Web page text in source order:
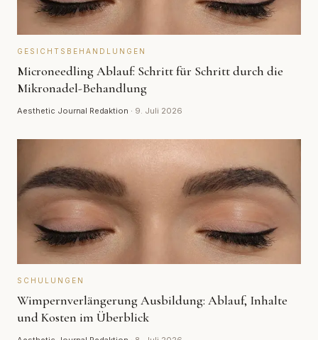
GESICHTSBEHANDLUNGEN
Microneedling Ablauf: Schritt für Schritt durch die
Mikronadel-Behandlung
Aesthetic Journal Redaktion · 9. Juli 2026
SCHULUNGEN
Wimpernverlängerung Ausbildung: Ablauf, Inhalte
und Kosten im Überblick